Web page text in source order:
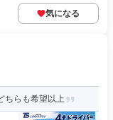
気になる
ちらも希望以上